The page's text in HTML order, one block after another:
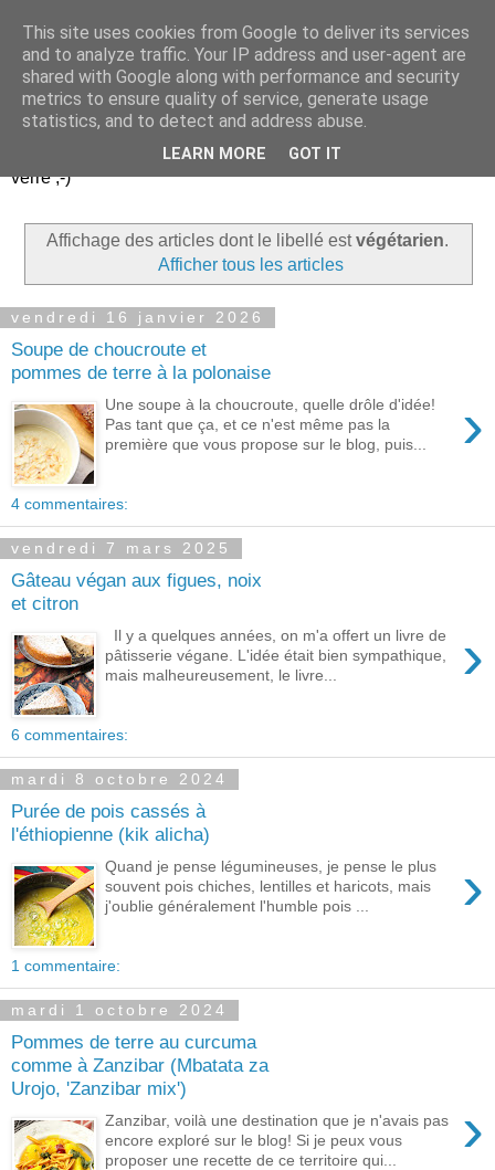
Un peu gay dans les
coings...
Découvrir le monde. Assiette après assiette. Verre après
verre ;-)
Affichage des articles dont le libellé estvégétarien.
Afficher tous les articles
vendredi 16 janvier 2026
Soupe de choucroute et
pommes de terre à la polonaise
›
Une soupe à la choucroute, quelle drôle d'idée!
Pas tant que ça, et ce n'est même pas la
première que vous propose sur le blog, puis...
4 commentaires:
vendredi 7 mars 2025
Gâteau végan aux figues, noix
et citron
›
Il y a quelques années, on m'a offert un livre de
pâtisserie végane. L'idée était bien sympathique,
mais malheureusement, le livre...
6 commentaires:
mardi 8 octobre 2024
Purée de pois cassés à
l'éthiopienne (kik alicha)
›
Quand je pense légumineuses, je pense le plus
souvent pois chiches, lentilles et haricots, mais
j'oublie généralement l'humble pois ...
1 commentaire:
mardi 1 octobre 2024
Pommes de terre au curcuma
comme à Zanzibar (Mbatata za
Urojo, 'Zanzibar mix')
›
Zanzibar, voilà une destination que je n'avais pas
encore exploré sur le blog! Si je peux vous
proposer une recette de ce territoire qui...
This site uses cookies from Google to deliver its services
and to analyze traffic. Your IP address and user-agent are
shared with Google along with performance and security
metrics to ensure quality of service, generate usage
statistics, and to detect and address abuse.
LEARN MORE GOT IT